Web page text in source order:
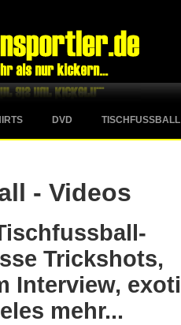
DVD TISCHFUSSBALL
- Videos
Trickshots,
Interview,
mehr...